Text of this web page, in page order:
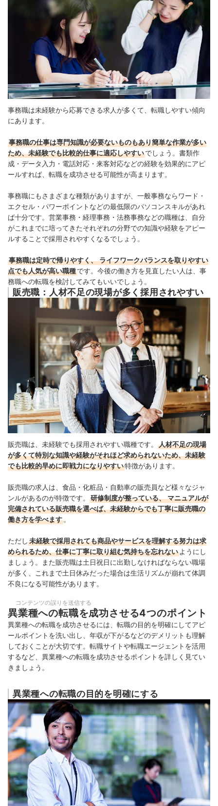
事務職は未経験から応募できる求人が多くて、転職しやすい傾向
にあります。
事務職の仕事は専門知識が必要ないものもあり簡単な作業が多い
ため、未経験でも比較的仕事に適応しやすいでしょう。 書類作
成・データ入力・電話対応・来客対応などの経験を効果的にアピ
ールすれば、転職を成功させる可能性が高まります。
事務職にもさまざまな種類がありますが、一般事務ならワード・
エクセル・パワーポイントなどの最低限のパソコンスキルがあれ
ば十分です。 営業事務・経理事務・法務事務などの職種は、自分
がこれまでに培ってきたそれぞれの分野での知識や経験をアピー
ルすることで採用されやすくなるでしょう。
事務職は定時で帰りやすく、 ライフワークバランスを取りやすい
点でも人気が高い職種です。今後の働き方を見直したい人は、事
務職への転職を検討してみてもいいでしょう。
販売職：人材不足の現場が多く採用されやすい
販売職は、未経験でも採用されやすい職種です。
人材不足の現場
が多くて特別な知識や経験がそれほど求められないため、未経験
でも比較的早めに即戦力になりやすい特徴があります。
販売職の求人は、食品・化粧品・自動車の販売員など様々なジャ
ンルがあるのが特徴です。
研修制度が整っている、 マニュアルが
完備されている販売職を選べば、未経験からでも丁寧に販売職の
働き方を学べます 。
ただし 未経験で採用されても商品やサービスを理解する努力は求
められるため、仕事に丁寧に取り組む気持ちを忘れない ようにし
ましょう。また販売職は土日祝日に出勤しなければならない職場
が多く、これまで土日休みだった場合は生活リズムが崩れて体調
不良になる可能性があります。
コンテンツの誤りを送信する
異業種への転職を成功させる4つのポイント
異業種への転職を成功させるには、転職の目的を明確にしてアピ
ールポイントを洗い出し、年収が下がるなどのデメリットも理解
しておくことが大切です。転職サイトや転職エージェントを活用
するなど、異業種への転職を成功させるポイントを詳しく見てい
きましょう。
異業種への転職の目的を明確にする